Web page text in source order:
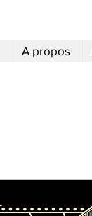
A propos